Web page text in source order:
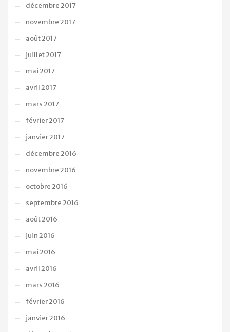
décembre 2017
novembre 2017
août 2017
juillet 2017
mai 2017
avril 2017
mars 2017
février 2017
janvier 2017
décembre 2016
novembre 2016
octobre 2016
septembre 2016
août 2016
juin 2016
mai 2016
avril 2016
mars 2016
février 2016
janvier 2016